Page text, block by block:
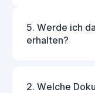
5. Werde ich
erhalten?
2. Welche